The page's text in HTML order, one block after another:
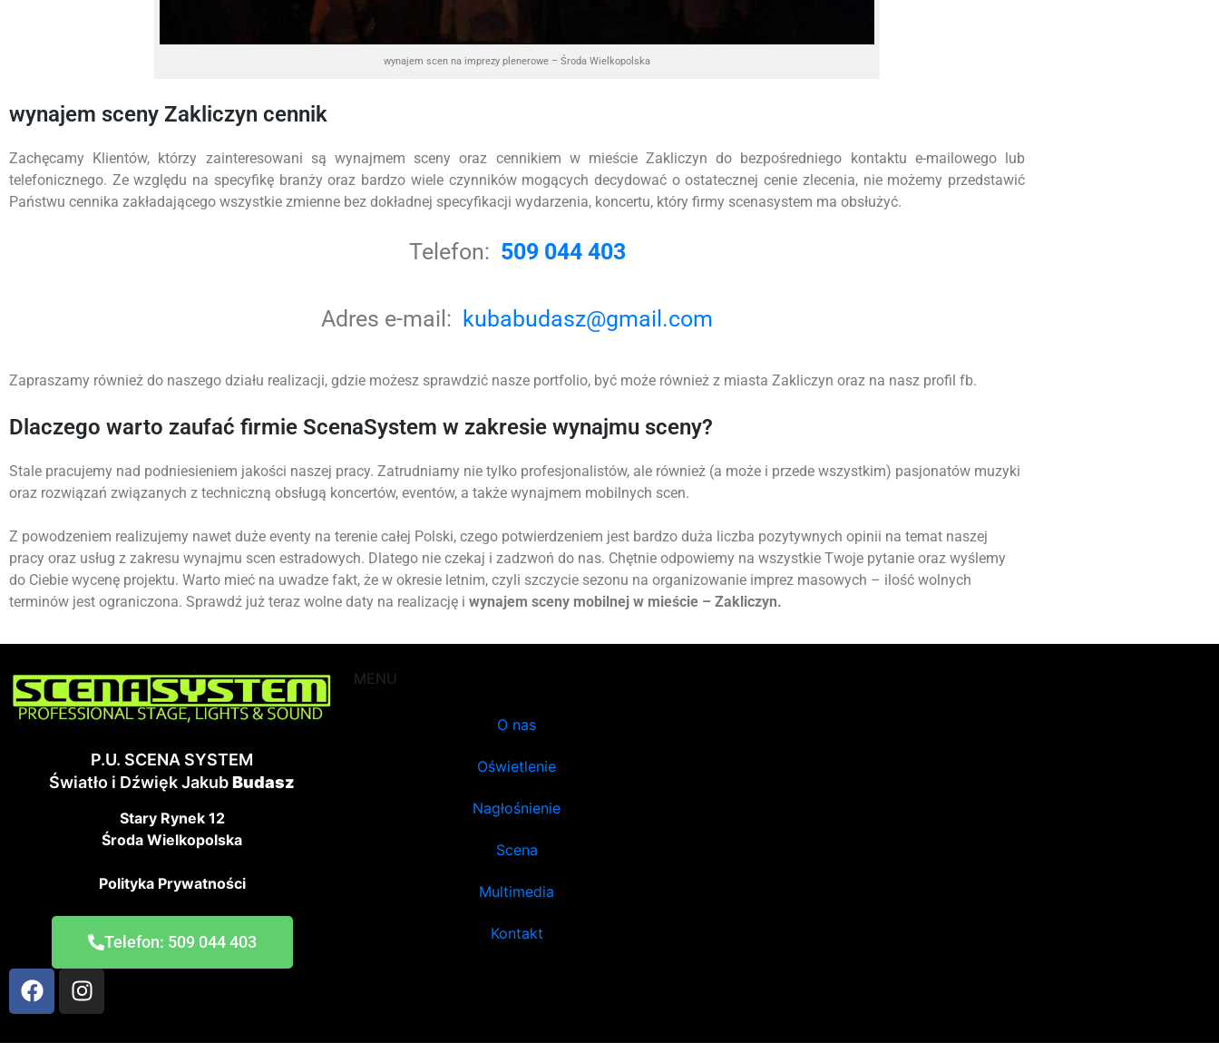
wynajem scen na imprezy plenerowe – Środa Wielkopolska
wynajem sceny Zakliczyn cennik
Zachęcamy Klientów, którzy zainteresowani są wynajmem sceny oraz cennikiem w mieście Zakliczyn do bezpośredniego kontaktu e-mailowego lub
telefonicznego. Ze względu na specyfikę branży oraz bardzo wiele czynników mogących decydować o ostatecznej cenie zlecenia, nie możemy przedstawić
Państwu cennika zakładającego wszystkie zmienne bez dokładnej specyfikacji wydarzenia, koncertu, który firmy scenasystem ma obsłużyć.
Telefon: 509 044 403
Adres e-mail: kubabudasz@gmail.com
Zapraszamy również do naszego działu realizacji, gdzie możesz sprawdzić nasze portfolio, być może również z miasta Zakliczyn oraz na nasz profil fb.
Dlaczego warto zaufać firmie ScenaSystem w zakresie wynajmu sceny?
Stale pracujemy nad podniesieniem jakości naszej pracy. Zatrudniamy nie tylko profesjonalistów, ale również (a może i przede wszystkim) pasjonatów muzyki
oraz rozwiązań związanych z techniczną obsługą koncertów, eventów, a także wynajmem mobilnych scen.
Z powodzeniem realizujemy nawet duże eventy na terenie całej Polski, czego potwierdzeniem jest bardzo duża liczba pozytywnych opinii na temat naszej
pracy oraz usług z zakresu wynajmu scen estradowych. Dlatego nie czekaj i zadzwoń do nas. Chętnie odpowiemy na wszystkie Twoje pytanie oraz wyślemy
do Ciebie wycenę projektu. Warto mieć na uwadze fakt, że w okresie letnim, czyli szczycie sezonu na organizowanie imprez masowych – ilość wolnych
terminów jest ograniczona. Sprawdź już teraz wolne daty na realizację i wynajem sceny mobilnej w mieście – Zakliczyn.
P.U. SCENA SYSTEM
Światło i Dźwięk JakubBudasz
Stary Rynek 12
Środa Wielkopolska
Polityka Prywatności
Telefon: 509 044 403
MENU
O nas
Oświetlenie
Nagłośnienie
Scena
Multimedia
Kontakt